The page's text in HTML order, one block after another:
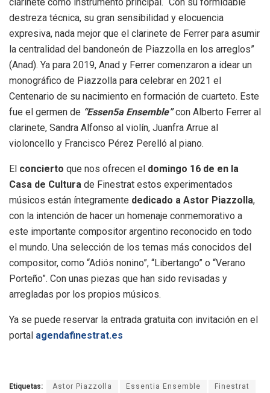
clarinete como instrumento principal. “Con su formidable
destreza técnica, su gran sensibilidad y elocuencia
expresiva, nada mejor que el clarinete de Ferrer para asumir
la centralidad del bandoneón de Piazzolla en los arreglos”
(Anad). Ya para 2019, Anad y Ferrer comenzaron a idear un
monográfico de Piazzolla para celebrar en 2021 el
Centenario de su nacimiento en formación de cuarteto. Este
fue el germen de “Essen5a Ensemble”con Alberto Ferrer al
clarinete, Sandra Alfonso al violín, Juanfra Arrue al
violoncello y Francisco Pérez Perelló al piano.
El concierto que nos ofrecen el domingo 16 de en la
Casa de Cultura de Finestrat estos experimentados
músicos están íntegramente dedicado a Astor Piazzolla,
con la intención de hacer un homenaje conmemorativo a
este importante compositor argentino reconocido en todo
el mundo. Una selección de los temas más conocidos del
compositor, como “Adiós nonino”, “Libertango” o “Verano
Porteño”. Con unas piezas que han sido revisadas y
arregladas por los propios músicos.
Ya se puede reservar la entrada gratuita con invitación en el
portal agendafinestrat.es
Etiquetas: Astor Piazzolla Essentia Ensemble Finestrat